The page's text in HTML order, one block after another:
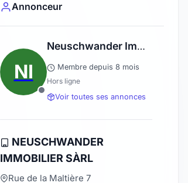
Annonceur
NI
Neuschwander Immobilier
Membre depuis 8 mois
Hors ligne
Voir toutes ses annonces
NEUSCHWANDER
IMMOBILIER SÀRL
Rue de la Maltière 7